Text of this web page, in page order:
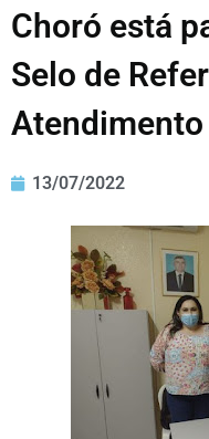
Choró está
Selo de
13/07/2022